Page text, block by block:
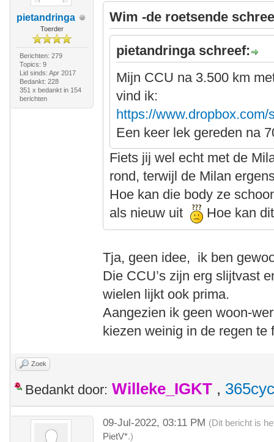
pietandringa
Toerder
Berichten: 279
Topics: 9
Lid sinds: Apr 2017
Bedankt: 228
351 x bedankt in 154
berichten
Wim -de roetsende
pietandringa schreef:
Mijn CCU na 3.500 km
vind ik:
https://
Een keer lek gereden na
Fiets jij wel echt met de
rond, terwijl de Milan
Hoe kan die body ze
als nieuw uit
Hoe kan
Tja, geen idee, ik ben
Die CCU’s zijn erg slijtvast
wielen lijkt ook prima.
Aangezien ik geen woon-
kiezen weinig in de regen te
Zoek
Bedankt door: Willeke_IGKT ,
09-Jul-2022, 03:11 PM (Dit bericht is
PietV*.)